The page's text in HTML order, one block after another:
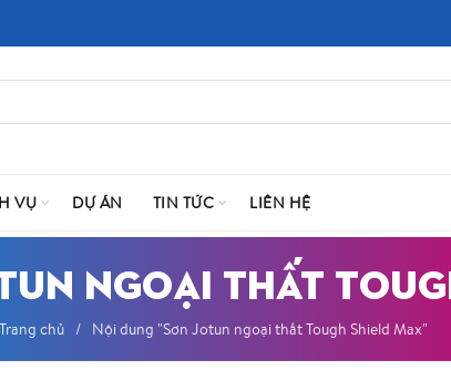
VỤ DỰ ÁN TIN TỨC LIÊN HỆ
NGOẠI THẤT
Trang chủ Nội dung "Sơn Jotun ngoại thất Tough Shield Max"